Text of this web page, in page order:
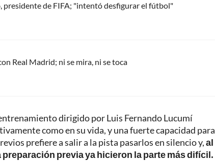
presidente de FIFA; "intentó desfigurar el fútbol"
Real Madrid; ni se mira, ni se toca
dirigido por Luis Fernando Lucumí
como en su vida, y una fuerte capacidad para
prefiere a salir a la pista pasarlos en silencio y,al
previa ya hicieron la parte más difícil.